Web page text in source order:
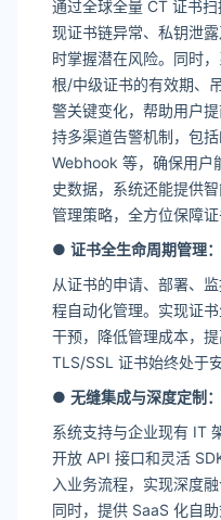
通过全球全量 CT 证书
现证书链异常、私钥泄
时掌握潜在风险。同时
根/中级证书的有效期、
警关键变化，帮助用户
持多渠道告警机制，包
Webhook 等，确保用户
史数据，系统还能提供
管理策略，全方位保障
● 证书全生命周期管理：
从证书的申请、部署、
程自动化管理。实现证
干预，降低管理成本，
TLS/SSL 证书始终处于
● 无缝集成与深度定制 ：
系统支持与企业现有 IT
开放 API 接口和灵活
入业务流程，实现深度
同时，提供 SaaS 化自